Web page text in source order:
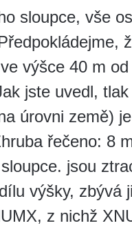
sloupce, vše
výšce 40 m
jste uvedl,
úrovni země)
řečeno: 8
jsou
výšky, zbývá
z nichž